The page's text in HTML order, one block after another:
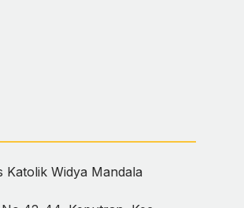
Katolik Widya Mandala